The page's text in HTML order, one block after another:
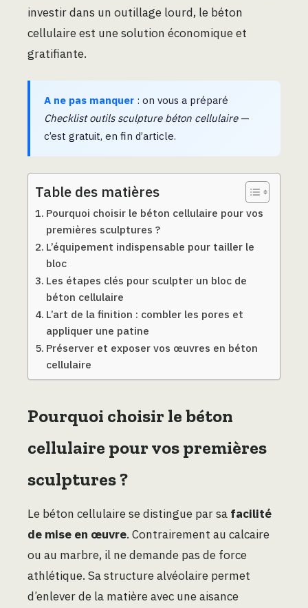
investir dans un outillage lourd, le béton
cellulaire est une solution économique et
gratifiante.
A ne pas manquer : on vous a préparé
Checklist outils sculpture béton cellulaire—
c’est gratuit, en fin d’article.
Table des matières
Pourquoi choisir le béton cellulaire pour vos
premières sculptures ?
L’équipement indispensable pour tailler le
bloc
Les étapes clés pour sculpter un bloc de
béton cellulaire
L’art de la finition : combler les pores et
appliquer une patine
Préserver et exposer vos œuvres en béton
cellulaire
Pourquoi choisir le béton
cellulaire pour vos premières
sculptures ?
Le béton cellulaire se distingue par sa facilité
de mise en œuvre. Contrairement au calcaire
ou au marbre, il ne demande pas de force
athlétique. Sa structure alvéolaire permet
d’enlever de la matière avec une aisance